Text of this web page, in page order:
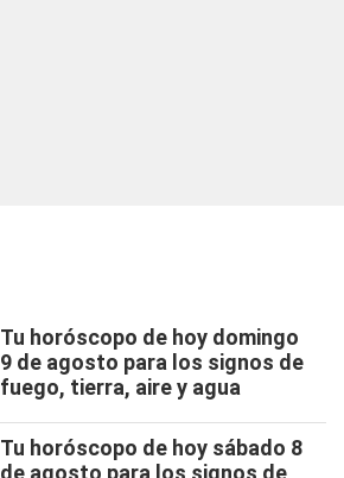
Tu horóscopo de hoy domingo
9 de agosto para los signos de
fuego, tierra, aire y agua
Tu horóscopo de hoy sábado 8
de agosto para los signos de